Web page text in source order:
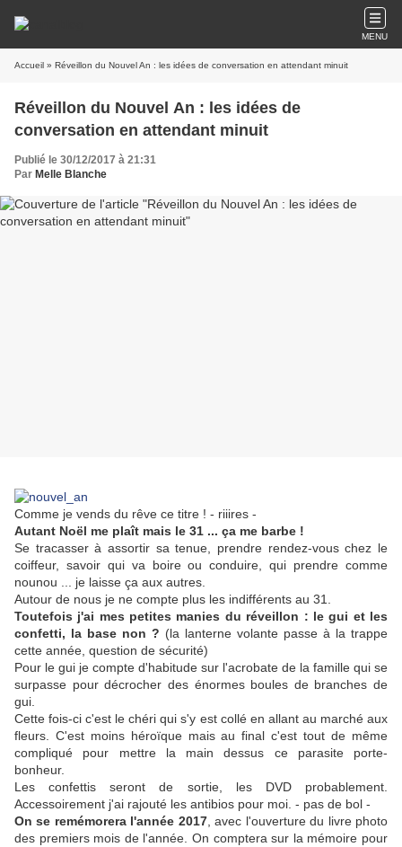
MENU
Accueil » Réveillon du Nouvel An : les idées de conversation en attendant minuit
Réveillon du Nouvel An : les idées de
conversation en attendant minuit
Publié le 30/12/2017 à 21:31
Par Melle Blanche
Comme je vends du rêve ce titre ! - riiires -
Autant Noël me plaît mais le 31 ... ça me barbe !
Se tracasser à assortir sa tenue, prendre rendez-vous chez le
coiffeur, savoir qui va boire ou conduire, qui prendre comme
nounou ... je laisse ça aux autres.
Autour de nous je ne compte plus les indifférents au 31.
Toutefois j'ai mes petites manies du réveillon : le gui et les
confetti, la base non ? (la lanterne volante passe à la trappe
cette année, question de sécurité)
Pour le gui je compte d'habitude sur l'acrobate de la famille qui se
surpasse pour décrocher des énormes boules de branches de
gui.
Cette fois-ci c'est le chéri qui s'y est collé en allant au marché aux
fleurs. C'est moins héroïque mais au final c'est tout de même
compliqué pour mettre la main dessus ce parasite porte-
bonheur.
Les confettis seront de sortie, les DVD probablement.
Accessoirement j'ai rajouté les antibios pour moi. - pas de bol -
On se remémorera l'année 2017, avec l'ouverture du livre photo
des premiers mois de l'année. On comptera sur la mémoire pour